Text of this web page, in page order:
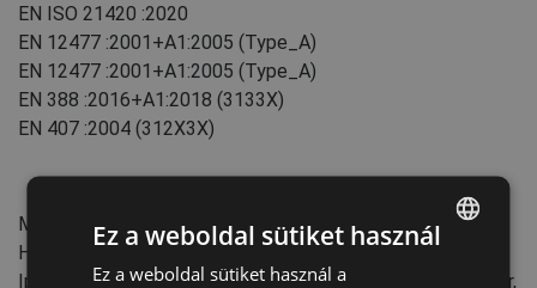
EN ISO 21420 :2020
EN 12477 :2001+А1:2005 (Type_A)
EN 12477 :2001+А1:2005 (Type_A)
EN 388 :2016+A1:2018 (3133X)
EN 407 :2004 (312X3X)
Mandzsetta típusa: slip-on
Hossz: 35 cm
Iparág: Bányászat és kőfejtés, Gépipar, Nehézipar, Építőipar,
Ez a weboldal sütiket használ
Ez a weboldal sütiket használ a